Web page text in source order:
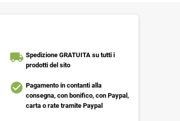
local_shipping Spedizione GRATUITA su tutti i
prodotti del sito
check_circle Pagamento in contanti alla
consegna, con bonifico, con Paypal,
carta o rate tramite Paypal